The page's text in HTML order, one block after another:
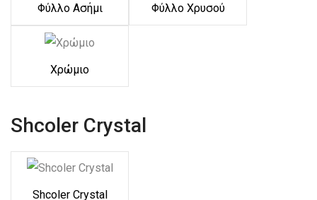
Φύλλο Ασήμι Φύλλο Χρυσού
Χρώμιο
Shcoler Crystal
Shcoler Crystal